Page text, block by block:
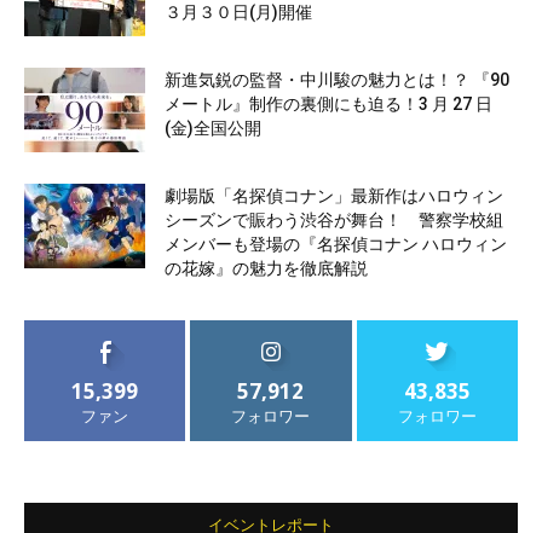
３月３０日(月)開催
新進気鋭の監督・中川駿の魅力とは！？ 『90
メートル』制作の裏側にも迫る！3 月 27 日
(金)全国公開
劇場版「名探偵コナン」最新作はハロウィン
シーズンで賑わう渋谷が舞台！ 警察学校組
メンバーも登場の『名探偵コナン ハロウィン
の花嫁』の魅力を徹底解説
15,399
ファン
57,912
フォロワー
43,835
フォロワー
イベントレポート